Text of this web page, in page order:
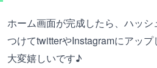
ホーム画面が完成したら、ハッシ
つけてtwitterやInstagramにアッ
大変嬉しいです♪